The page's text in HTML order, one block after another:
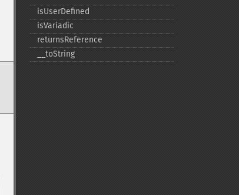
isUserDefined
isVariadic
returnsReference
_​_​toString